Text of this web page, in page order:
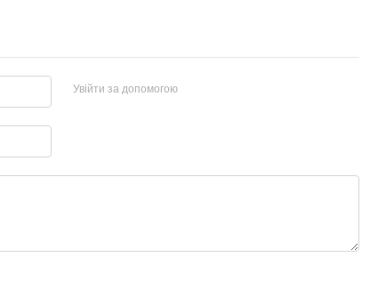
Увійти за допомогою